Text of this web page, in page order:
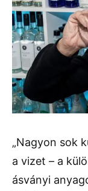
„Nagyon sok
a vizet – a
ásványi